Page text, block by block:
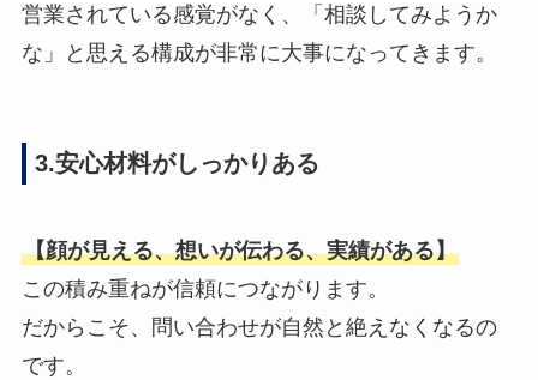
営業されている感覚がなく、「相談してみようか
な」と思える構成が非常に大事になってきます。
3.安心材料がしっかりある
【顔が見える、想いが伝わる、実績がある】
この積み重ねが信頼につながります。
だからこそ、問い合わせが自然と絶えなくなるの
です。